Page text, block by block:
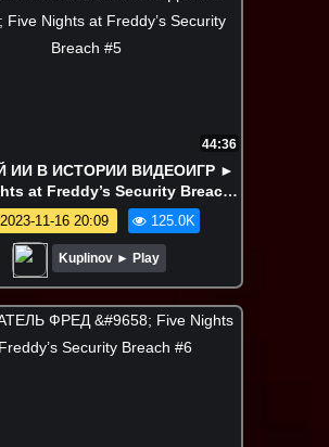
44:36
ИИ В ИСТОРИИ ВИДЕОИГР ►
at Freddy’s Security Breach
#5
2023-11-16 20:09 125.0K
Kuplinov ► Play